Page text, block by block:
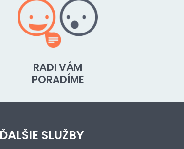
RADI VÁM
PORADÍME
ĎALŠIE SLUŽBY